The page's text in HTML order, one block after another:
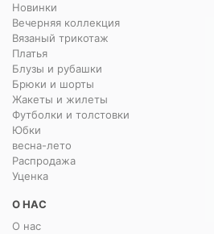
Новинки
Вечерняя коллекция
Вязаный трикотаж
Платья
Блузы и рубашки
Брюки и шорты
Жакеты и жилеты
Футболки и толстовки
Юбки
весна-лето
Распродажа
Уценка
О НАС
О нас